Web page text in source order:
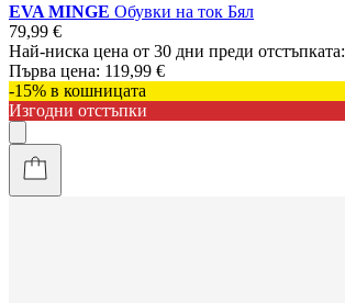
EVA MINGE Обувки на ток Бял
79,99 €
Най-ниска цена от 30 дни преди отстъпката:
Първа цена: 119,99 €
-15% в кошницата
Изгодни отстъпки